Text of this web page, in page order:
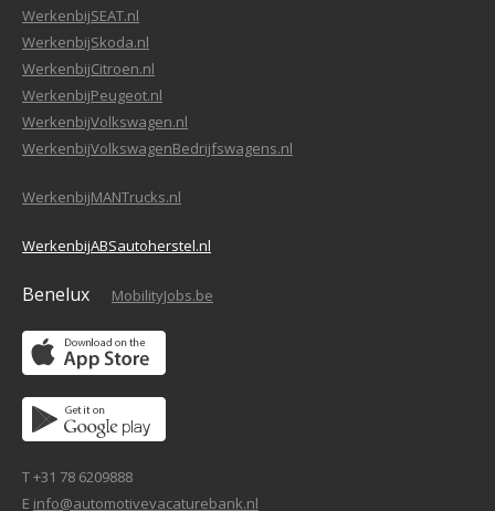
WerkenbijSEAT.nl
WerkenbijSkoda.nl
WerkenbijCitroen.nl
WerkenbijPeugeot.nl
WerkenbijVolkswagen.nl
WerkenbijVolkswagenBedrijfswagens.nl
WerkenbijMANTrucks.nl
WerkenbijABSautoherstel.nl
Benelux MobilityJobs.be
T +31 78 6209888
E info@automotivevacaturebank.nl